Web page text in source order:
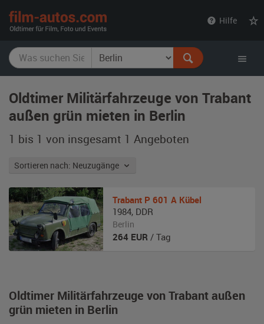
Hilfe
Oldtimer Militärfahrzeuge von Trabant
außen grün mieten in Berlin
1 bis 1 von insgesamt 1 Angeboten
Sortieren nach: Neuzugänge
Oldtimer Militärfahrzeuge von Trabant außen
grün mieten in Berlin
Trabant P 601 A Kübel
1984, DDR
Berlin
264 EUR / Tag